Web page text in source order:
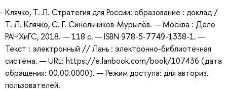
Клячко, Т. Л. Стратегия для России: образование : доклад /
Т. Л. Клячко, С. Г. Синельников-Мурылёв. — Москва : Дело
РАНХиГС, 2018. — 118 с. — ISBN 978-5-7749-1338-1. —
Текст : электронный // Лань : электронно-библиотечная
система. — URL: https://e.lanbook.com/book/107436 (дата
обращения: 00.00.0000). — Режим доступа: для авториз.
пользователей.